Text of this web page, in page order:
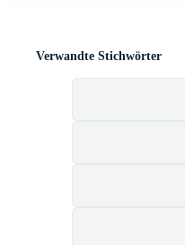
Verwandte Stichwörter